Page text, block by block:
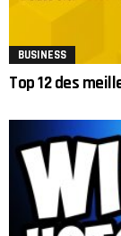
BUSINESS
Top 12 des